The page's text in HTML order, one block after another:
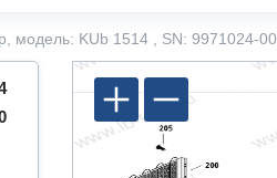
модель: KUb 1514 , SN: 9971024-00